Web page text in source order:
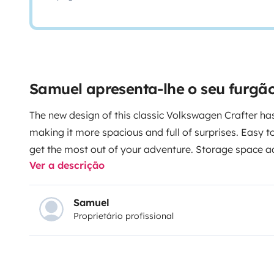
Samuel apresenta-lhe o seu
The new design of this classic Volkswagen Crafter
making it more spacious and full of surprises. Easy
get the most out of your adventure. Storage space
opaque windows, a comfortable mattress to rest on
things will make you enjoy your experience.Perfect
want to get to know the islands in an easy and worry-
everything you need to be your best travel
vanstyle advisor, they will guide you to unique
Ver a descrição
Samuel
Proprietário profissional